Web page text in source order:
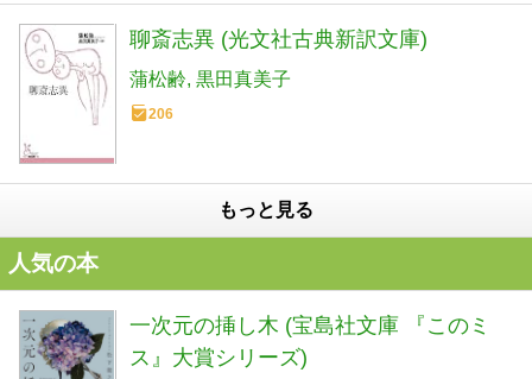
聊斎志異 (光文社古典新訳文庫)
蒲松齢 黒田真美子
206
もっと見る
人気の本
一次元の挿し木 (宝島社文庫 『このミ
ス』大賞シリーズ)